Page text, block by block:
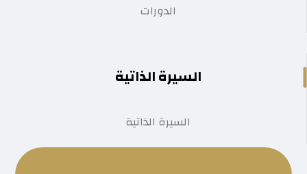
الدورات
السيرة الذاتية
السيرة الذاتية